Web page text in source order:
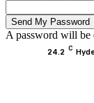
A password will be
24.2 C